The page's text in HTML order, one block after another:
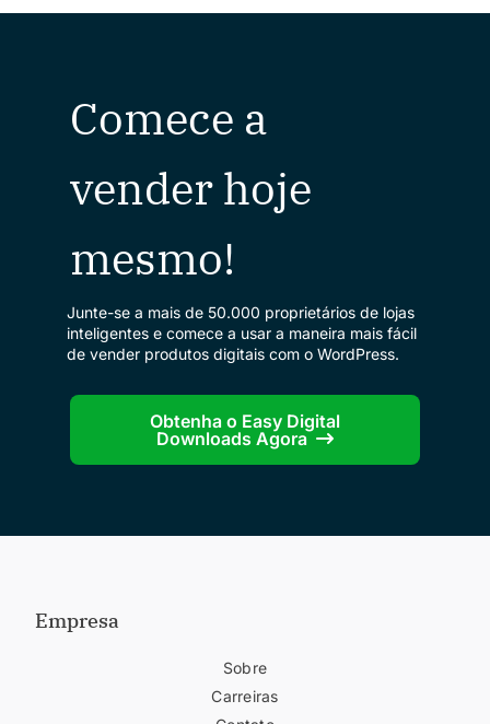
Comece a
vender hoje
mesmo!
Junte-se a mais de 50.000 proprietários de lojas
inteligentes e comece a usar a maneira mais fácil
de vender produtos digitais com o WordPress.
Obtenha o Easy Digital
Downloads Agora
Empresa
Sobre
Carreiras